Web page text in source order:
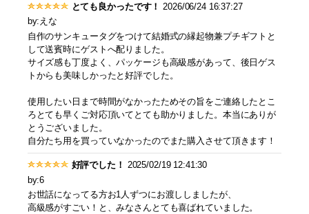
とても良かったです！
2026/06/24 16:37:27
by:えな
自作のサンキュータグをつけて結婚式の縁起物兼プチギフトと
して送賓時にゲストへ配りました。
サイズ感も丁度よく、パッケージも高級感があって、後日ゲス
トからも美味しかったと好評でした。
使用したい日まで時間がなかったためその旨をご連絡したとこ
ろとても早くご対応頂いてとても助かりました。本当にありが
とうございました。
自分たち用を買っていなかったのでまた購入させて頂きます！
好評でした！ 2025/02/19 12:41:30
by:6
お世話になってる方お1人ずつにお渡ししましたが、
高級感がすごい！と、みなさんとても喜ばれていました。